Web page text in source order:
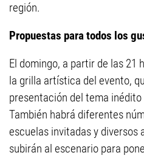
región.
Propuestas para todos los
El domingo, a partir de las 21
la grilla artística del evento,
presentación del tema
También habrá diferentes
escuelas invitadas y diversos
subirán al escenario para